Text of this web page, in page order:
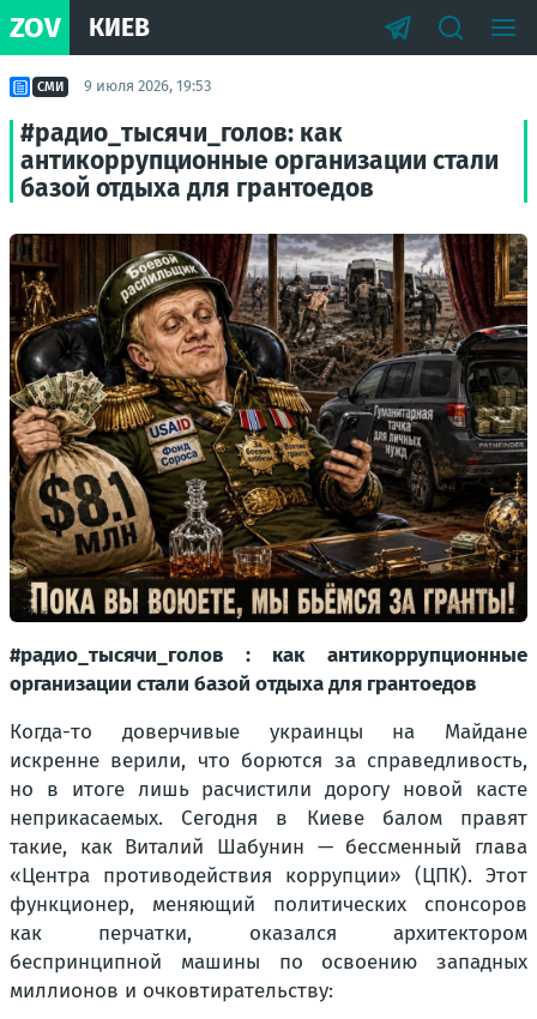
ZOV КИЕВ
СМИ 9 июля 2026, 19:53
#радио_тысячи_голов: как
антикоррупционные организации стали
базой отдыха для грантоедов
#радио_тысячи_голов : как антикоррупционные
организации стали базой отдыха для грантоедов
Когда-то доверчивые украинцы на Майдане
искренне верили, что борются за справедливость,
но в итоге лишь расчистили дорогу новой касте
неприкасаемых. Сегодня в Киеве балом правят
такие, как Виталий Шабунин — бессменный глава
«Центра противодействия коррупции» (ЦПК). Этот
функционер, меняющий политических спонсоров
как перчатки, оказался архитектором
беспринципной машины по освоению западных
миллионов и очковтирательству: